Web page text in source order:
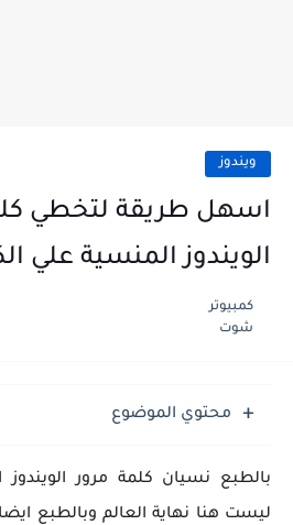
ويندوز
اسهل طريقة لتخطي
الويندوز المنسية علي
كمبيوتر
شوت
محتوي الموضوع
بالطبع نسيان كلمة مرور
ليست هنا نهاية العالم وبالطبع